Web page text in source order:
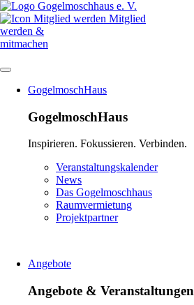
Mitglied
werden &
mitmachen
überspringenGogelmoschHaus
GogelmoschHaus
Inspirieren. Fokussieren. Verbinden.
Navigation
überspringen
Veranstaltungskalender
News
Das Gogelmoschhaus
Raumvermietung
Projektpartner
Angebote
Angebote & Veranstaltungen